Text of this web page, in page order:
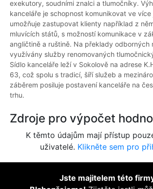
exekutory, soudními znalci a tlumočníky.
kanceláře je schopnost komunikovat ve
umožňuje zastupovat klienty například z
mluvících států, s možností komunikace v
angličtině a ruštině. Na překlady odborných
využívány služby renomovaných
Sídlo kanceláře leží v Sokolově na adrese
63, což spolu s tradicí, šíří služeb a
záběrem posiluje postavení kanceláře na
trhu.
Zdroje pro výpočet
K těmto údajům mají přístup
uživatelé. Klikněte sem pro
Jste majitelem této